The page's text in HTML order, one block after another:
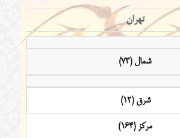
تهران
شمال (73)
شرق (12)
مرکز (164)